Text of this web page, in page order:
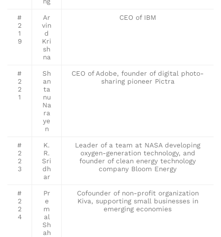
#
2
1
9
Ar
vin
d
Kri
sh
na
CEO of IBM
#
2
2
1
Sh
an
ta
nu
Na
ra
ye
n
CEO of Adobe, founder of digital photo-
sharing pioneer Pictra
#
2
2
3
K.
R.
Sri
dh
ar
Leader of a team at NASA developing
oxygen-generation technology, and
founder of clean energy technology
company Bloom Energy
#
2
2
4
Pr
e
m
al
Sh
ah
Cofounder of non-profit organization
Kiva, supporting small businesses in
emerging economies